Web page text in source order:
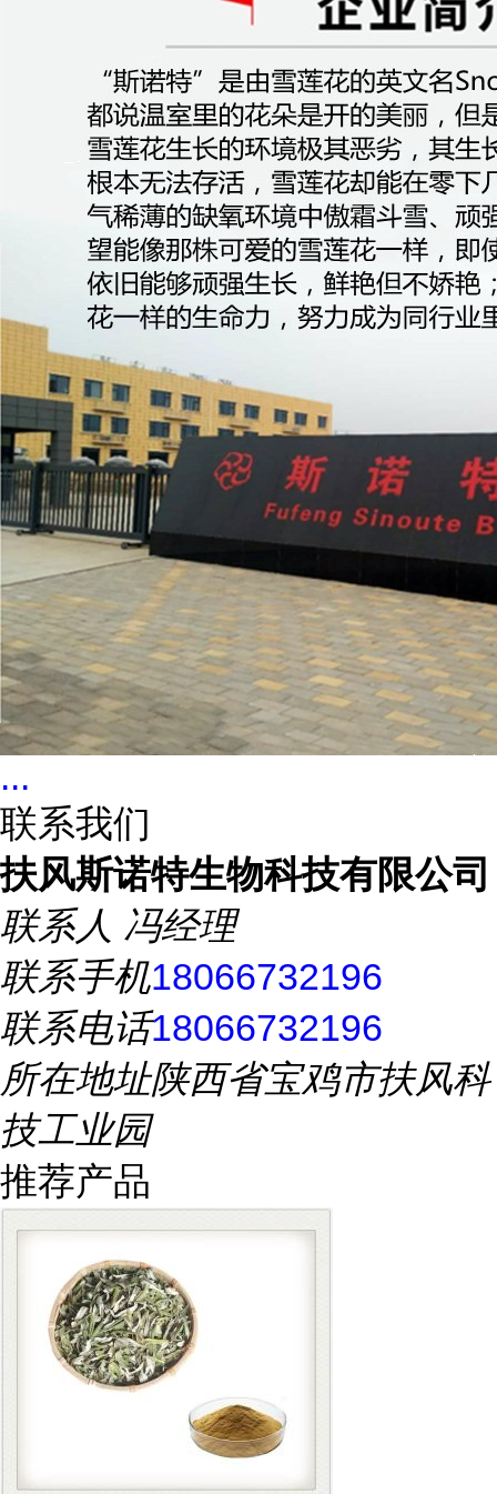
...
联系我们
扶风斯诺特生物科技有限公司
联系人 冯经理
联系手机18066732196
联系电话18066732196
所在地址陕西省宝鸡市扶风科
技工业园
推荐产品